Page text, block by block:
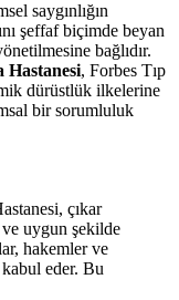
saygınlığın
şeffaf biçimde beyan
bağlıdır.
Hastanesi, Forbes Tıp
dürüstlük ilkelerine
bir sorumluluk
çıkar
ve uygun şekilde
hakemler ve
eder. Bu